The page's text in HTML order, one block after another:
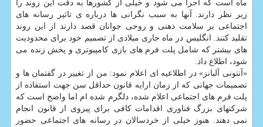
ماه است که اجرا می شود و خیلی از کشورها به دقت این روند را
زیر نظر دارند. آنها به سبب نگرانی ها درباره ی تاثیر رسانه های
اجتماعی بر سلامت ذهنی و روحی جوانان قصد دارند از این روند
تقلید کنند. انگلیس در ماه جاری میلادی از تصمیم خود برای محدودیت
های بیشتر که شامل پلت فرم های بازی کامپیوتری و پخش زنده می
شود، اطلاع داد.
«آنتونی آلبانز» در اطلاعیه ای اعلام نمود: من از تغییر در گفتمان ها و
تصمیمات جهانی که از زمان ارایه قانون حداقل سن جهت استفاده از
پلت فرم های اجتماعی اعلام شده، دلگرم شده ام اما واضح است که
شرکتهای بزرگ فناوری اقدامات کافی برای پیروی از قانون انجام
نمی دهند. هنوز خیلی از خردسالان در رسانه های اجتماعی حضور